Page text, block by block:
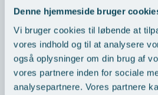
Denne hjemmeside bruger
Vi bruger cookies til løbende at
vores indhold og til at analysere
også oplysninger om din brug af
vores partnere inden for sociale
analysepartnere. Vores partnere
Forud for behandling
Behandlingsforløb